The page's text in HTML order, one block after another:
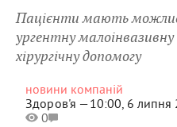
Пацієнти мають
ургентну малоінвазивну
хірургічну допомогу
новини компаній
Здоров'я —10:00, 6 липня
0